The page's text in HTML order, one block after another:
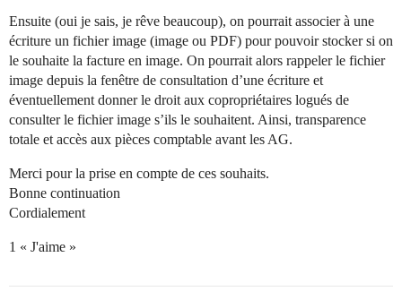
Ensuite (oui je sais, je rêve beaucoup), on pourrait associer à une
écriture un fichier image (image ou PDF) pour pouvoir stocker si on
le souhaite la facture en image. On pourrait alors rappeler le fichier
image depuis la fenêtre de consultation d’une écriture et
éventuellement donner le droit aux copropriétaires logués de
consulter le fichier image s’ils le souhaitent. Ainsi, transparence
totale et accès aux pièces comptable avant les AG.
Merci pour la prise en compte de ces souhaits.
Bonne continuation
Cordialement
1 « J'aime »